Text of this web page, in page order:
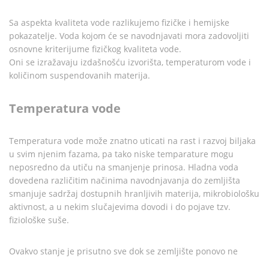
Sa aspekta kvaliteta vode razlikujemo fizičke i hemijske
pokazatelje. Voda kojom će se navodnjavati mora zadovoljiti
osnovne kriterijume fizičkog kvaliteta vode.
Oni se izražavaju izdašnošću izvorišta, temperaturom vode i
količinom suspendovanih materija.
Temperatura vode
Temperatura vode može znatno uticati na rast i razvoj biljaka
u svim njenim fazama, pa tako niske temparature mogu
neposredno da utiču na smanjenje prinosa. Hladna voda
dovedena različitim načinima navodnjavanja do zemljišta
smanjuje sadržaj dostupnih hranljivih materija, mikrobiološku
aktivnost, a u nekim slučajevima dovodi i do pojave tzv.
fiziološke suše.
Ovakvo stanje je prisutno sve dok se zemljište ponovo ne